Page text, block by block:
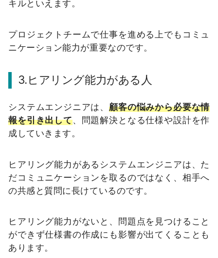
キルといえます。
プロジェクトチームで仕事を進める上でもコミュ
ニケーション能力が重要なのです。
3.ヒアリング能力がある人
システムエンジニアは、顧客の悩みから必要な情
報を引き出して、問題解決となる仕様や設計を作
成していきます。
ヒアリング能力があるシステムエンジニアは、た
だコミュニケーションを取るのではなく、相手へ
の共感と質問に長けているのです。
ヒアリング能力がないと、問題点を見つけること
ができず仕様書の作成にも影響が出てくることも
あります。